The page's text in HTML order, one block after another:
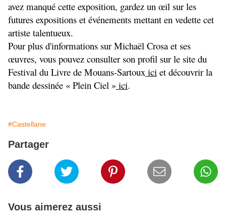
avez manqué cette exposition, gardez un œil sur les
futures expositions et événements mettant en vedette cet
artiste talentueux.
Pour plus d'informations sur Michaël Crosa et ses
œuvres, vous pouvez consulter son profil sur le site du
Festival du Livre de Mouans-Sartoux ici et découvrir la
bande dessinée « Plein Ciel » ici.
#Castellane
Partager
Vous aimerez aussi